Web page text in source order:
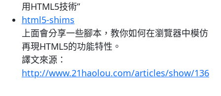
用HTML5技術”
html5-shims
上面會分享一些腳本，教你如何在瀏覽器中模仿
再現HTML5的功能特性。
譯文來源：
http://www.21haolou.com/articles/show/136